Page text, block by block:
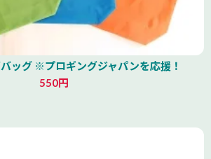
ッグ ※プロギングジャパンを応援！
550円